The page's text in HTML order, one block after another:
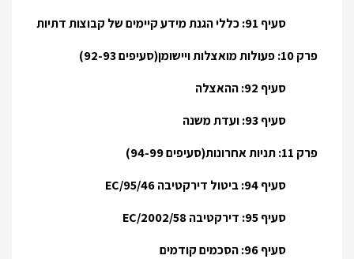
סעיף 91: כללי הגנת מידע קיימים של קבוצות דתיות
פרק 10: פעולות מואצלות ויישומן(סעיפים 92-93)
סעיף 92: ההאצלה
סעיף 93: ועדת משנה
פרק 11: תניות אחרונות(סעיפים 94-99)
סעיף 94: ביטול דירקטיבה 95/46/EC
סעיף 95: דירקטיבה 2002/58/EC
סעיף 96: הסכמים קודמים